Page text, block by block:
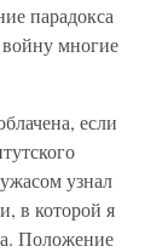
парадокса
многие
если
узнал
в которой я
Положение